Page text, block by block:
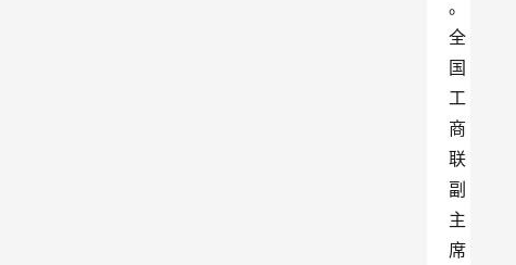
。
全
国
工
商
联
副
主
席